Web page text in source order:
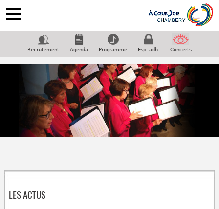
ACCUEIL
NOTRE CHORALE
PROGRAMME
COUPS DE COEUR
GALERIE
CONTACT
Suivez-nous sur facebook
Recrutement Agenda Programme Esp. adh. Concerts
LES ACTUS